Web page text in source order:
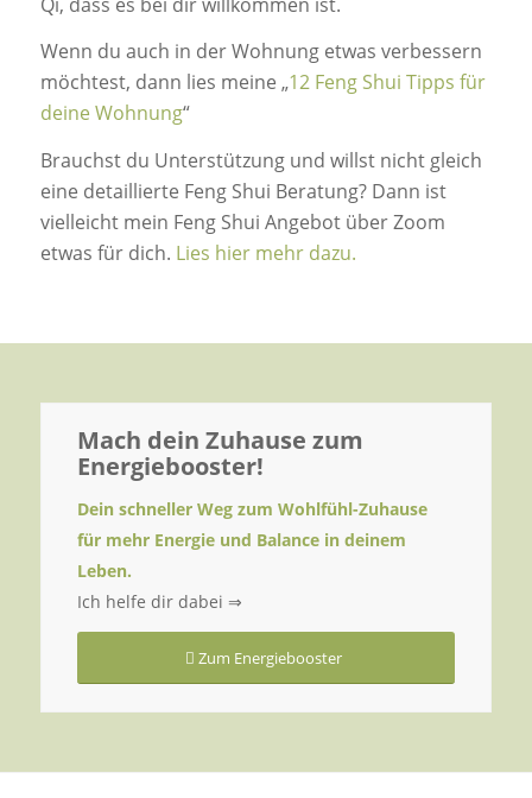
Wenn du auch in der Wohnung etwas verbessern
möchtest, dann lies meine „12 Feng Shui Tipps für
deine Wohnung“
Brauchst du Unterstützung und willst nicht gleich
eine detaillierte Feng Shui Beratung? Dann ist
vielleicht mein Feng Shui Angebot über Zoom
etwas für dich. Lies hier mehr dazu.
Mach dein Zuhause zum
Energiebooster!
Dein schneller Weg zum Wohlfühl-Zuhause
für mehr Energie und Balance in deinem
Leben.
Ich helfe dir dabei ⇒
Zum Energiebooster